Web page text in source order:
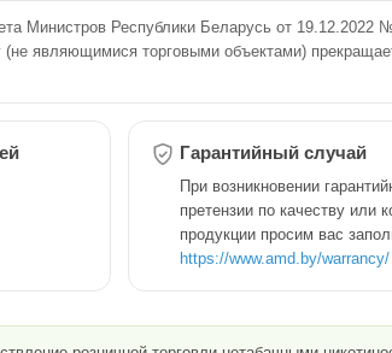
Министров Республики Беларусь от 19.12.2022
(не являющимися торговыми объектами)
Гарантийный случай
При возникновении
претензии по качеству или
продукции просим вас
https://www.amd.by/warrancy/